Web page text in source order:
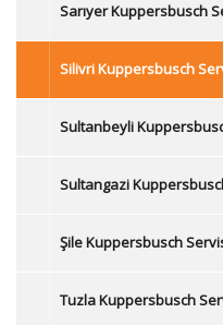
Sarıyer Kuppersbusch
Silivri Kuppersbusch
Sultanbeyli
Sultangazi
Şile Kuppersbusch
Tuzla Kuppersbusch